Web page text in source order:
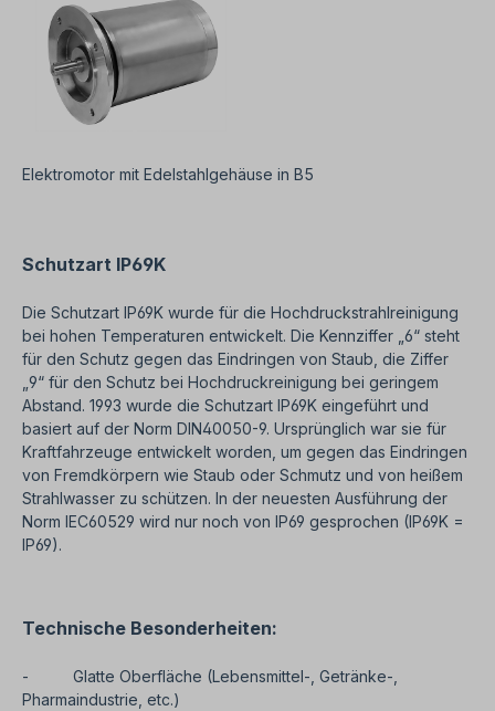
Elektromotor mit Edelstahlgehäuse in B5
Schutzart IP69K
Die Schutzart IP69K wurde für die Hochdruckstrahlreinigung
bei hohen Temperaturen entwickelt. Die Kennziffer „6“ steht
für den Schutz gegen das Eindringen von Staub, die Ziffer
„9“ für den Schutz bei Hochdruckreinigung bei geringem
Abstand. 1993 wurde die Schutzart IP69K eingeführt und
basiert auf der Norm DIN40050-9. Ursprünglich war sie für
Kraftfahrzeuge entwickelt worden, um gegen das Eindringen
von Fremdkörpern wie Staub oder Schmutz und von heißem
Strahlwasser zu schützen. In der neuesten Ausführung der
Norm IEC60529 wird nur noch von IP69 gesprochen (IP69K =
IP69).
Technische Besonderheiten:
- Glatte Oberfläche (Lebensmittel-, Getränke-,
Pharmaindustrie, etc.)